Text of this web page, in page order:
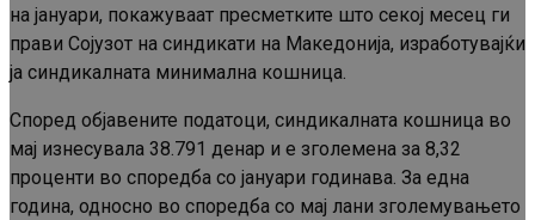
на јануари, покажуваат пресметките што секој месец ги
прави Сојузот на синдикати на Македонија, изработувајќи
ја синдикалната минимална кошница.
Според објавените податоци, синдикалната кошница во
мај изнесувала 38.791 денар и е зголемена за 8,32
проценти во споредба со јануари годинава. За една
година, односно во споредба со мај лани зголемувањето